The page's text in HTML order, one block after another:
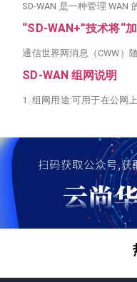
SD-WAN 是一种管理 WAN
“SD-WAN+”技术将“
通信世界网消息（CWW）
SD-WAN 组网说明
1. 组网用途:可用于在公网